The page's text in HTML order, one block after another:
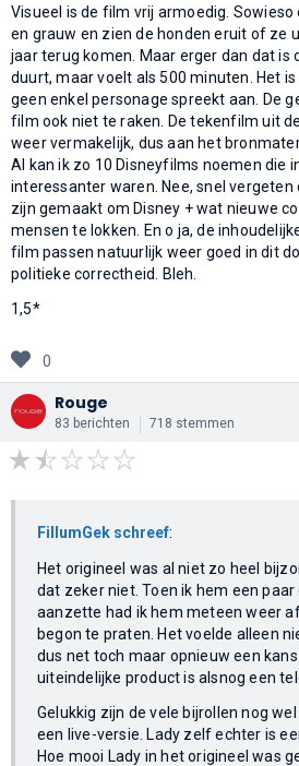
Visueel is de film vrij armoedig.
en grauw en zien de honden eruit of ze
jaar terug komen. Maar erger dan dat is
duurt, maar voelt als 500 minuten. Het
geen enkel personage spreekt aan. De
film ook niet te raken. De tekenfilm uit
weer vermakelijk, dus aan het
Al kan ik zo 10 Disneyfilms noemen die
interessanter waren. Nee, snel vergeten
zijn gemaakt om Disney + wat nieuwe
mensen te lokken. En o ja, de
film passen natuurlijk weer goed in dit
politieke correctheid. Bleh.
1,5*
0
Rouge
83 berichten 718 stemmen
FillumGek schreef:
Het origineel was al niet zo heel
dat zeker niet. Toen ik hem een
aanzette had ik hem meteen weer
begon te praten. Het voelde alleen
dus net toch maar opnieuw een
uiteindelijke product is alsnog een
Gelukkig zijn de vele bijrollen nog
een live-versie. Lady zelf echter is
Hoe mooi Lady in het origineel was